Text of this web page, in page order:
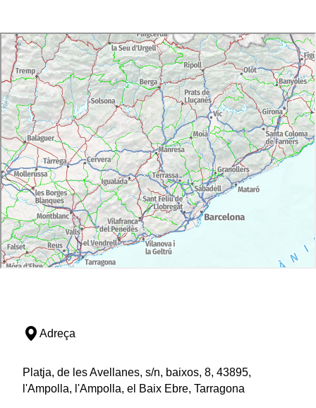
Adreça
Platja, de les Avellanes, s/n, baixos, 8, 43895,
l'Ampolla, l'Ampolla, el Baix Ebre, Tarragona